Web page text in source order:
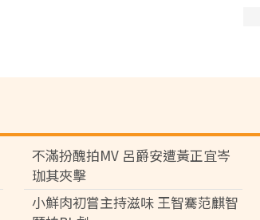
不滿扮醜拍MV 呂爵安遭黃正宜岑
珈其夾擊
小鮮肉初嘗主持滋味 王智騫范麒智